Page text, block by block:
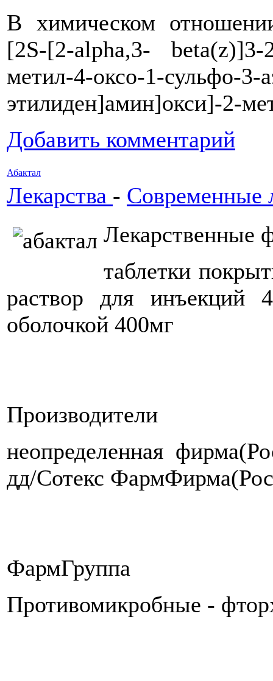
В химическом
[2S-[2-alpha,3- beta(z)]3-
метил-4-оксо-1-
этилиден]амин]окси]-2-
Добавить комментарий
Абактал
Лекарства - Современные
Лекарственные
таблетки
раствор для инъекций
оболочкой 400мг
Производители
неопределенная
дд/Сотекс
ФармГруппа
Противомикробные -